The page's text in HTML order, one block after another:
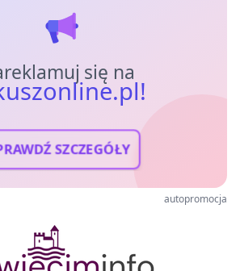
się na
SZCZEGÓŁY
autopromocja